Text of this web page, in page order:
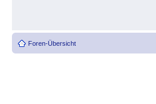
Foren-Übersicht